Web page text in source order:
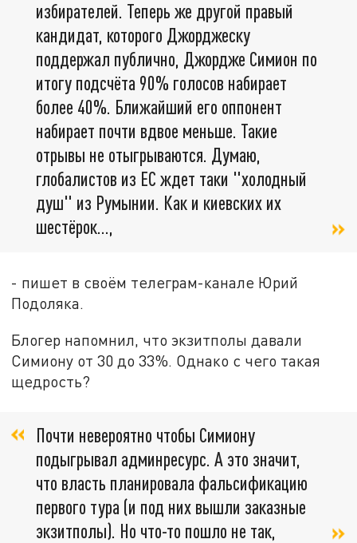
избирателей. Теперь же другой правый
кандидат, которого Джорджеску
поддержал публично, Джордже Симион по
итогу подсчёта 90% голосов набирает
более 40%. Ближайший его оппонент
набирает почти вдвое меньше. Такие
отрывы не отыгрываются. Думаю,
глобалистов из ЕС ждет таки "холодный
душ" из Румынии. Как и киевских их
шестёрок...,
- пишет в своём телеграм-канале Юрий
Подоляка.
Блогер напомнил, что экзитполы давали
Симиону от 30 до 33%. Однако с чего такая
щедрость?
Почти невероятно чтобы Симиону
подыгрывал админресурс. А это значит,
что власть планировала фальсификацию
первого тура (и под них вышли заказные
экзитполы). Но что-то пошло не так,